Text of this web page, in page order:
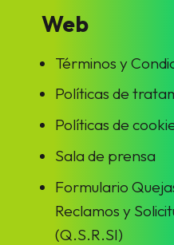
Web
Términos y
Políticas de
Políticas de
Sala de prensa
Formulario
Reclamos y
(Q.S.R.SI)